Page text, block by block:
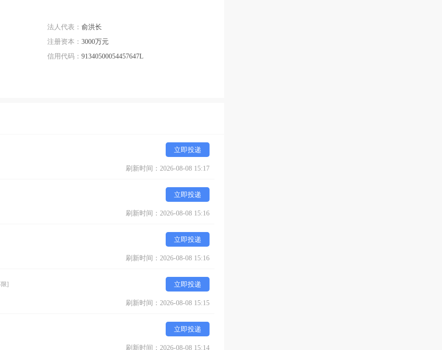
法人代表： 俞洪长
注册资本： 3000万元
信用代码： 91340500054457647L
立即投递
刷新时间：2026-08-08 15:17
立即投递
刷新时间：2026-08-08 15:16
立即投递
刷新时间：2026-08-08 15:16
] 立即投递
刷新时间：2026-08-08 15:15
立即投递
刷新时间：2026-08-08 15:14